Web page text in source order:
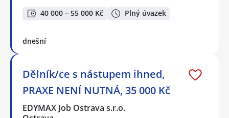
40 000 – 55 000 Kč Plný úvazek
dnešní
Dělník/ce s nástupem ihned,
PRAXE NENÍ NUTNÁ, 35 000 Kč
EDYMAX Job Ostrava s.r.o.